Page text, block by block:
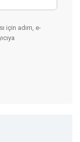
için adım, e-